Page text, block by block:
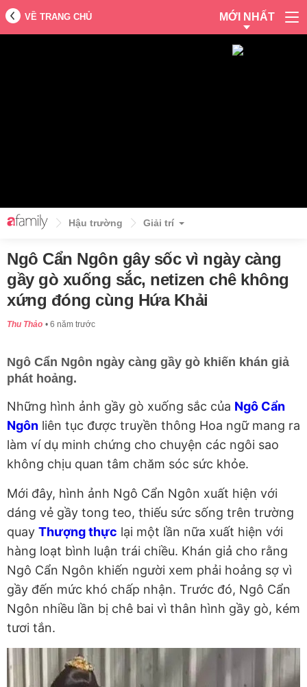
VỀ TRANG CHỦ MỚI NHẤT
Hậu trường Giải trí
Ngô Cẩn Ngôn gây sốc vì ngày càng
gầy gò xuống sắc, netizen chê không
xứng đóng cùng Hứa Khải
Thu Thảo 6 năm trước
Ngô Cẩn Ngôn ngày càng gầy gò khiến khán giả
phát hoảng.
Những hình ảnh gầy gò xuống sắc của Ngô Cẩn
Ngôn liên tục được truyền thông Hoa ngữ mang ra
làm ví dụ minh chứng cho chuyện các ngôi sao
không chịu quan tâm chăm sóc sức khỏe.
Mới đây, hình ảnh Ngô Cẩn Ngôn xuất hiện với
dáng vẻ gầy tong teo, thiếu sức sống trên trường
quay Thượng thực lại một lần nữa xuất hiện với
hàng loạt bình luận trái chiều. Khán giả cho rằng
Ngô Cẩn Ngôn khiến người xem phải hoảng sợ vì
gầy đến mức khó chấp nhận. Trước đó, Ngô Cẩn
Ngôn nhiều lần bị chê bai vì thân hình gầy gò, kém
tươi tắn.